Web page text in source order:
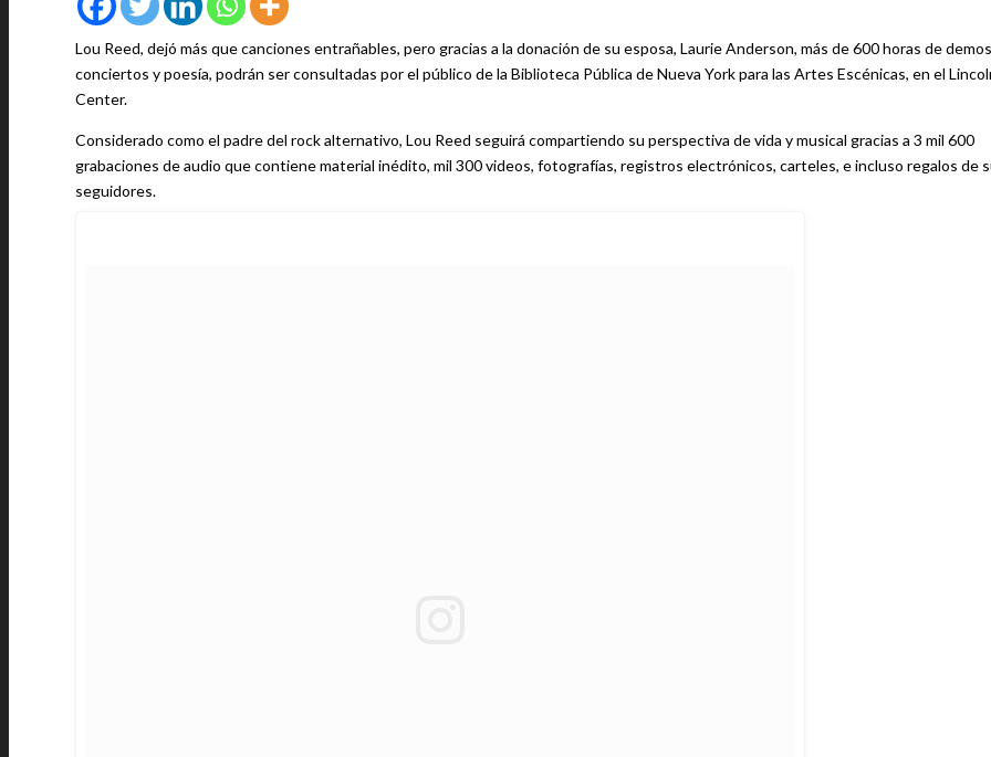
Lou Reed, dejó más que canciones entrañables, pero gracias a la donación de su esposa, Laurie Anderson, más de 600 horas de
conciertos y poesía, podrán ser consultadas por el público de la Biblioteca Pública de Nueva York para las Artes Escénicas, en el
Center.
Considerado como el padre del rock alternativo, Lou Reed seguirá compartiendo su perspectiva de vida y musical gracias a 3 mil 600
grabaciones de audio que contiene material inédito, mil 300 videos, fotografías, registros electrónicos, carteles, e incluso regalos de
seguidores.